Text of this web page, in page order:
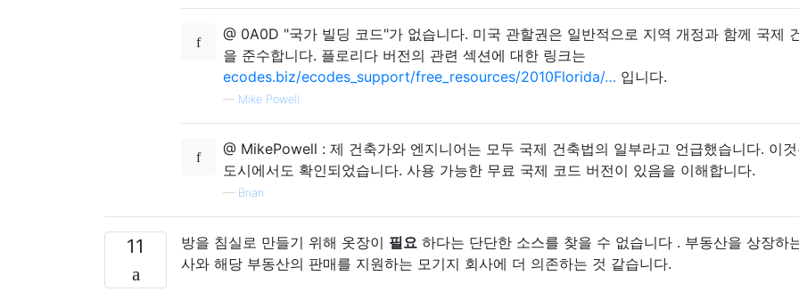
@ 0A0D "국가 빌딩 코드"가 없습니다. 미국 관할권은 일반적으로 지역 개정과 함께 국제
을 준수합니다. 플로리다 버전의 관련 섹션에 대한 링크는
ecodes.biz/ecodes_support/free_resources/2010Florida/… 입니다.
— Mike Powell
@ MikePowell : 제 건축가와 엔지니어는 모두 국제 건축법의 일부라고 언급했습니다. 이
도시에서도 확인되었습니다. 사용 가능한 무료 국제 코드 버전이 있음을 이해합니다.
— Brian
11 방을 침실로 만들기 위해 옷장이 필요 하다는 단단한 소스를 찾을 수 없습니다 . 부동산을 상장하
사와 해당 부동산의 판매를 지원하는 모기지 회사에 더 의존하는 것 같습니다.